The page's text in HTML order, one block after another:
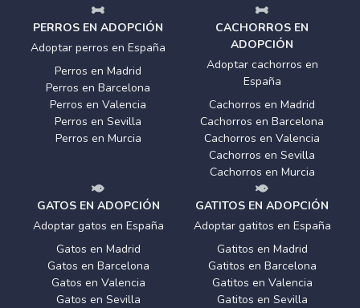
PERROS EN ADOPCIÓN
Adoptar perros en España
Perros en Madrid
Perros en Barcelona
Perros en Valencia
Perros en Sevilla
Perros en Murcia
CACHORROS EN
ADOPCIÓN
Adoptar cachorros en
España
Cachorros en Madrid
Cachorros en Barcelona
Cachorros en Valencia
Cachorros en Sevilla
Cachorros en Murcia
GATOS EN ADOPCIÓN
Adoptar gatos en España
Gatos en Madrid
Gatos en Barcelona
Gatos en Valencia
Gatos en Sevilla
GATITOS EN ADOPCIÓN
Adoptar gatitos en España
Gatitos en Madrid
Gatitos en Barcelona
Gatitos en Valencia
Gatitos en Sevilla